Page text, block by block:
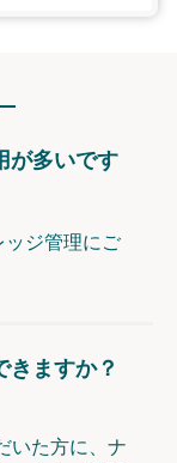
が多いです
ッジ管理にご
きますか？
いた方に、ナ